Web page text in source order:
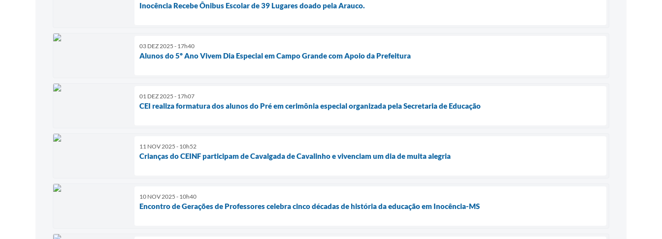
Inocência Recebe Ônibus Escolar de 39 Lugares doado pela Arauco.
03 DEZ 2025 - 17h40
Alunos do 5º Ano Vivem Dia Especial em Campo Grande com Apoio da Prefeitura
01 DEZ 2025 - 17h07
CEI realiza formatura dos alunos do Pré em cerimônia especial organizada pela Secretaria de Educação
11 NOV 2025 - 10h52
Crianças do CEINF participam de Cavalgada de Cavalinho e vivenciam um dia de muita alegria
10 NOV 2025 - 10h40
Encontro de Gerações de Professores celebra cinco décadas de história da educação em Inocência-MS